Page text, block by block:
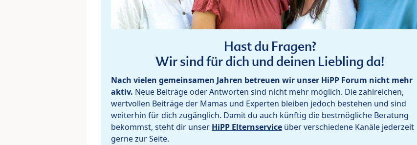
Hast du Fragen?
Wir sind für dich und deinen Liebling da!
Nach vielen gemeinsamen Jahren betreuen wir unser HiPP Forum nicht mehr
aktiv. Neue Beiträge oder Antworten sind nicht mehr möglich. Die zahlreichen,
wertvollen Beiträge der Mamas und Experten bleiben jedoch bestehen und sind
weiterhin für dich zugänglich. Damit du auch künftig die bestmögliche Beratung
bekommst, steht dir unser HiPP Elternservice über verschiedene Kanäle jederzeit
gerne zur Seite.